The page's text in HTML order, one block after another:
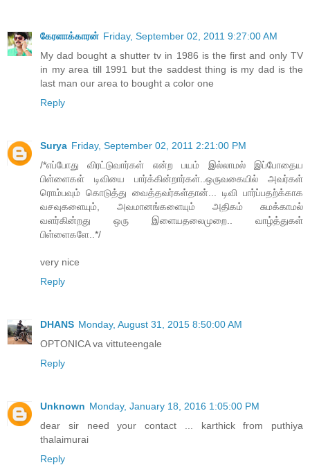
கேரளாக்காரன் Friday, September 02, 2011 9:27:00 AM
My dad bought a shutter tv in 1986 is the first and only TV
in my area till 1991 but the saddest thing is my dad is the
last man our area to bought a color one
Reply
Surya Friday, September 02, 2011 2:21:00 PM
/*எப்போது விரட்டுவார்கள் என்ற பயம் இல்லாமல் இப்போதைய
பிள்ளைகள் டிவியை பார்க்கின்றார்கள்..ஒருவகையில் அவர்கள்
ரொம்பவும் கொடுத்து வைத்தவர்கள்தான்... டிவி பார்ப்பதற்க்காக
வசவுகளையும், அவமானங்களையும் அதிகம் சுமக்காமல்
வளர்கின்றது ஒரு இளையதலைமுறை.. வாழ்த்துகள்
பிள்ளைகளே..*/
very nice
Reply
DHANS Monday, August 31, 2015 8:50:00 AM
OPTONICA va vittuteengale
Reply
Unknown Monday, January 18, 2016 1:05:00 PM
dear sir need your contact ... karthick from puthiya
thalaimurai
Reply